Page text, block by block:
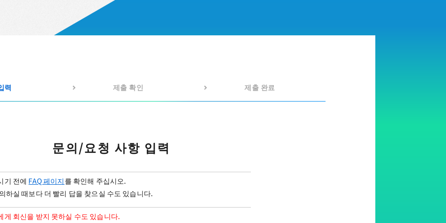
력 제출 확인 제출 완료
문의/요청 사항 입력
기 전에 FAQ 페이지 를 확인해 주십시오.
하실 때보다 더 빨리 답을 찾으실 수도 있습니다.
게 회신을 받지 못하실 수도 있습니다.